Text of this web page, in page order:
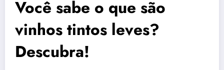
Você sabe o que são
vinhos tintos leves?
Descubra!